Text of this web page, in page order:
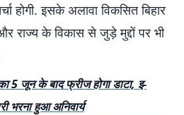
होगी. इसके अलावा विकसित बिहार
के विकास से जुड़े मुद्दों पर भी
5 जून के बाद फ्रीज होगा डाटा, इ-
भरना हुआ अनिवार्य